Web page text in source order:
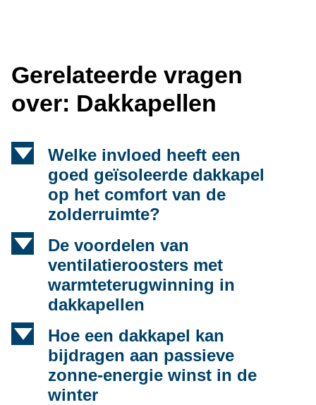
Gerelateerde vragen
over: Dakkapellen
d
Welke invloed heeft een
goed geïsoleerde dakkapel
op het comfort van de
zolderruimte?
d
De voordelen van
ventilatieroosters met
warmteterugwinning in
dakkapellen
d
Hoe een dakkapel kan
bijdragen aan passieve
zonne-energie winst in de
winter